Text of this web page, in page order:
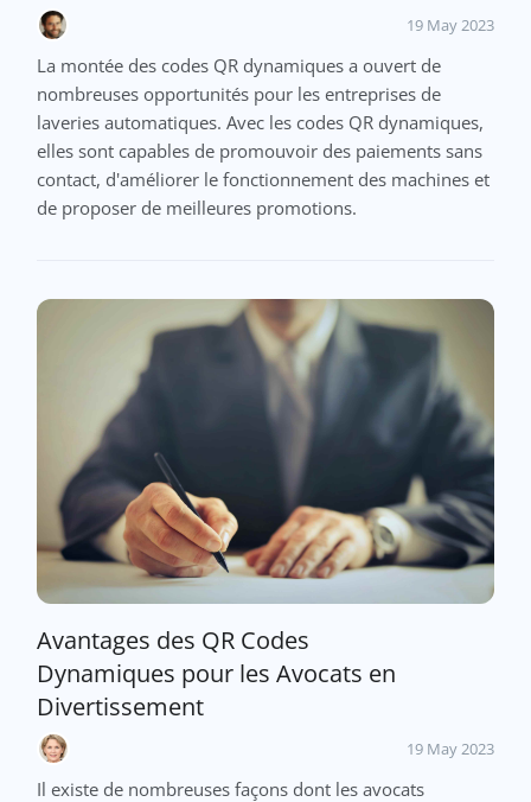
19 May 2023
La montée des codes QR dynamiques a ouvert de
nombreuses opportunités pour les entreprises de
laveries automatiques. Avec les codes QR dynamiques,
elles sont capables de promouvoir des paiements sans
contact, d'améliorer le fonctionnement des machines et
de proposer de meilleures promotions.
Avantages des QR Codes
Dynamiques pour les Avocats en
Divertissement
19 May 2023
Il existe de nombreuses façons dont les avocats